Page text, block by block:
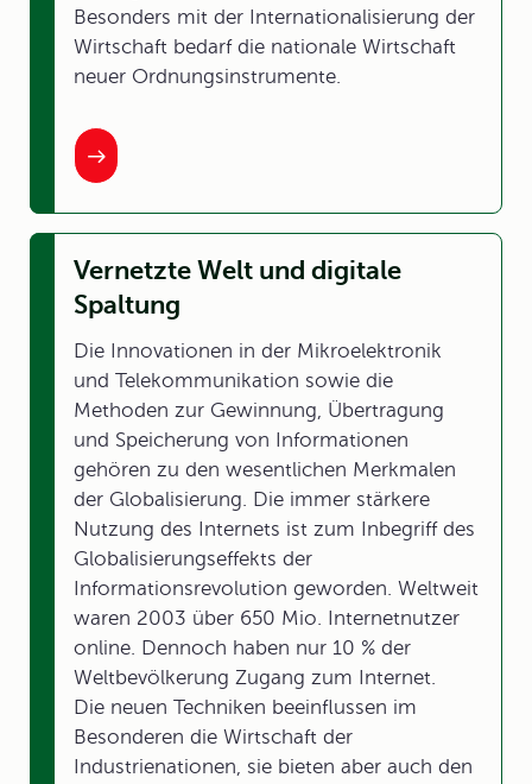
Besonders mit der Internationalisierung der
Wirtschaft bedarf die nationale Wirtschaft
neuer Ordnungsinstrumente.
Vernetzte Welt und digitale
Spaltung
Die Innovationen in der Mikroelektronik
und Telekommunikation sowie die
Methoden zur Gewinnung, Übertragung
und Speicherung von Informationen
gehören zu den wesentlichen Merkmalen
der Globalisierung. Die immer stärkere
Nutzung des Internets ist zum Inbegriff des
Globalisierungseffekts der
Informationsrevolution geworden. Weltweit
waren 2003 über 650 Mio. Internetnutzer
online. Dennoch haben nur 10 % der
Weltbevölkerung Zugang zum Internet.
Die neuen Techniken beeinflussen im
Besonderen die Wirtschaft der
Industrienationen, sie bieten aber auch den